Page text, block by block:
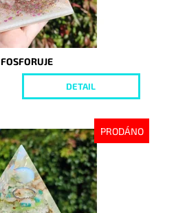
DETAIL
PRODÁNO